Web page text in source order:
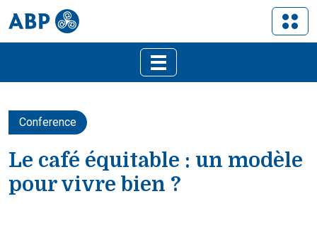
Conference
Le café équitable : un modèle
pour vivre bien ?